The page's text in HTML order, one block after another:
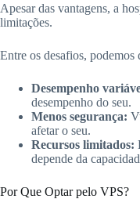
Apesar das vantagens, a
limitações.
Entre os desafios, podemos
Desempenho
desempenho do seu.
Menos segurança:
afetar o seu.
Recursos limitados:
depende da
Por Que Optar pelo VPS?